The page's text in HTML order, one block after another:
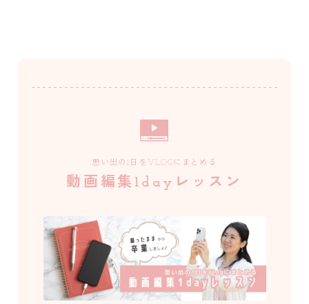
思い出の1日をVLOGにまとめる
動画編集1dayレッスン